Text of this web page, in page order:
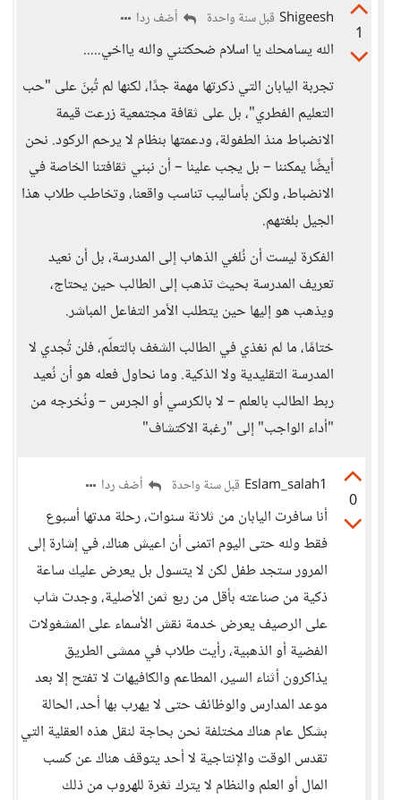
1
Shigeesh قبل سنة واحدة أضف ردا
الله يسامحك يا اسلام ضحكتني والله يااخي.....
تجربة اليابان التي ذكرتها مهمة جدًا، لكنها لم تُبنَ على "حب
التعليم الفطري"، بل على ثقافة مجتمعية زرعت قيمة
الانضباط منذ الطفولة، ودعمتها بنظام لا يرحم الركود. نحن
أيضًا يمكننا – بل يجب علينا – أن نبني ثقافتنا الخاصة في
الانضباط، ولكن بأساليب تناسب واقعنا، وتخاطب طلاب هذا
الجيل بلغتهم.
الفكرة ليست أن نُلغي الذهاب إلى المدرسة، بل أن نعيد
تعريف المدرسة بحيث تذهب إلى الطالب حين يحتاج،
ويذهب هو إليها حين يتطلب الأمر التفاعل المباشر.
ختامًا، ما لم نغذي في الطالب الشغف بالتعلّم، فلن تُجدي لا
المدرسة التقليدية ولا الذكية. وما نحاول فعله هو أن نُعيد
ربط الطالب بالعلم – لا بالكرسي أو الجرس – ونُخرجه من
"أداء الواجب" إلى "رغبة الاكتشاف"
0
Eslam_salah1 قبل سنة واحدة أضف ردا
أنا سافرت اليابان من ثلاثة سنوات، رحلة مدتها أسبوع
فقط ولله حتى اليوم اتمنى أن اعيش هناك، في إشارة إلى
المرور ستجد طفل لكن لا يتسول بل يعرض عليك ساعة
ذكية من صناعته بأقل من ربع ثمن الأصلية، وجدت شاب
على الرصيف يعرض خدمة نقش الأسماء على المشغولات
الفضية أو الذهبية، رأيت طلاب في ممشى الطريق
يذاكرون أثناء السير، المطاعم والكافيهات لا تفتح إلا بعد
موعد المدارس والوظائف حتى لا يهرب بها أحد، الحالة
بشكل عام هناك مختلفة نحن بحاجة لنقل هذه العقلية التي
تقدس الوقت والإنتاجية لا أحد يتوقف هناك عن كسب
المال أو العلم والنظام لا يترك ثغرة للهروب من ذلك